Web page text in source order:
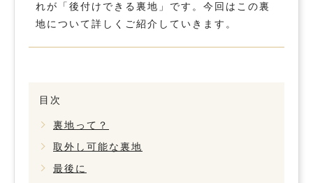
れが「後付けできる裏地」です。今回はこの裏
地について詳しくご紹介していきます。
目次
裏地って？
取外し可能な裏地
最後に